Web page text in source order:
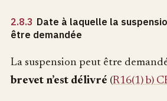
2.8.3 Date à laquelle la
être demandée
La suspension peut être
brevet n’est délivré (R16(1) b)